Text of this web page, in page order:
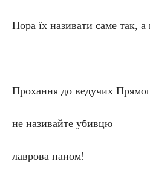
Пора їх називати саме так, а
Прохання до ведучих
не називайте убивцю
лаврова паном!